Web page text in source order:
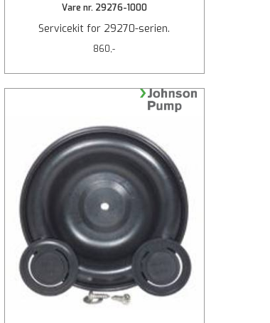
Vare nr. 29276-1000
Servicekit for 29270-serien.
860,-